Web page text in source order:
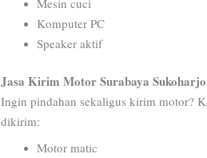
Komputer PC
Speaker aktif
Jasa Kirim Motor Surabaya Sukoharjo
Ingin pindahan sekaligus kirim motor?
dikirim:
Motor matic